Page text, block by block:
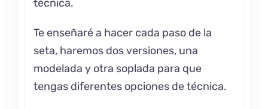
técnica.
Te enseñaré a hacer cada paso de la
seta, haremos dos versiones, una
modelada y otra soplada para que
tengas diferentes opciones de técnica.